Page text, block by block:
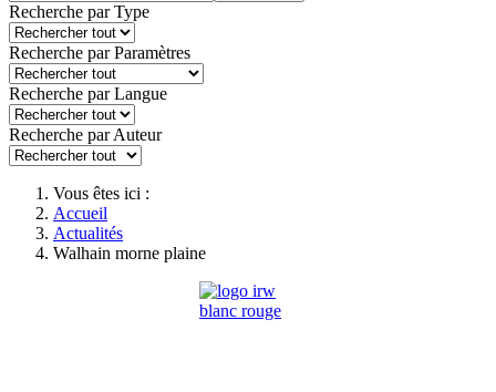
Recherche par Type
Recherche par Paramètres
Recherche par Langue
Recherche par Auteur
Vous êtes ici :
Accueil
Actualités
Walhain morne plaine